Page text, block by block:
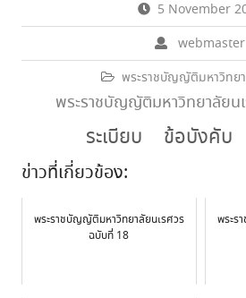
5 November
webmaster
พระราชบัญญัติมหาวิทย
พระราชบัญญัติมหาวิทยาลัยน
ระเบียบ ข้อบังคับ
ข่าวที่เกี่ยวข้อง:
พระราชบัญญัติมหาวิทยาลัยนเรศวร
ฉบับที่ 18
พระร